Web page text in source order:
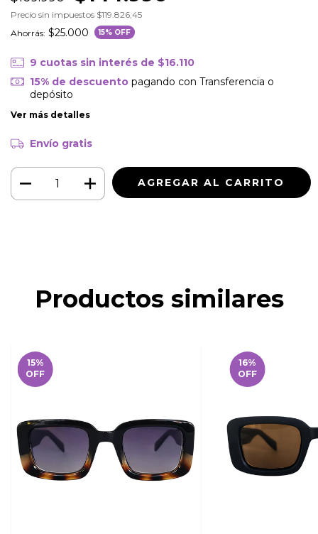
Precio sin impuestos $119.826,45
Ahorrás: $25.000 15% OFF
9 cuotas sin interés de $16.110
15% de descuentopagando con Transferencia o
depósito
Ver más detalles
Envío gratis
Productos similares
15%
OFF
16%
OFF